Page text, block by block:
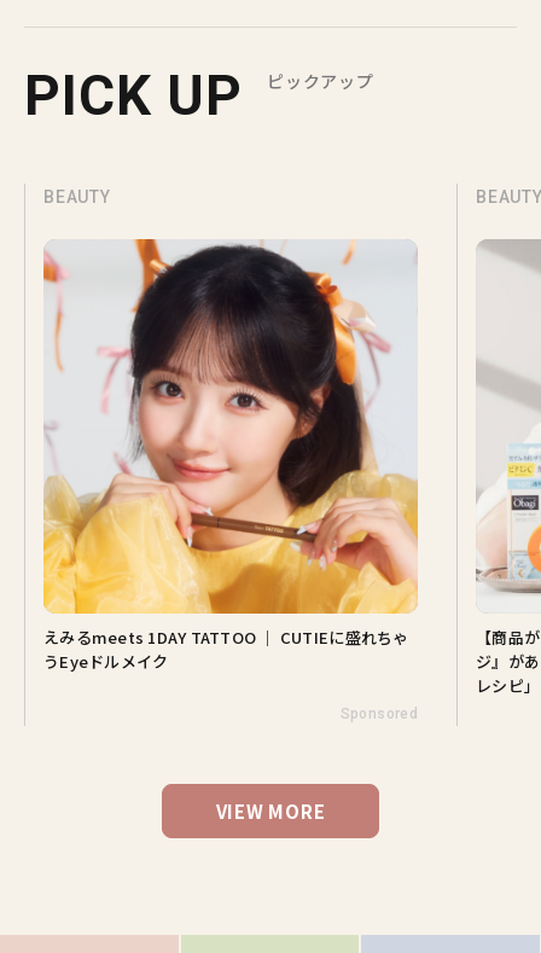
PICK UP ピックアップ
に盛れちゃ
【商品が当たる♡】この肌でいられるのは『オバ
ジ』があるから。山田涼介さんと選ぶ「Myオバジ
VIEW MORE